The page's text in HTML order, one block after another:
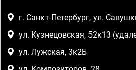
г. Санкт-Петербург, ул.
ул. Кузнецовская, 52к13
ул. Лужская, 3к2Б